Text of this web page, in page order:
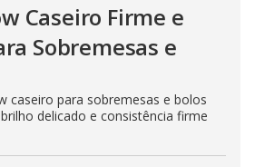
Caseiro Firme e
Sobremesas e
caseiro para sobremesas e bolos
delicado e consistência firme